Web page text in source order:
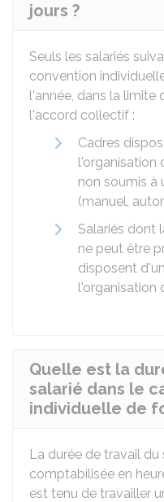
jours ?
Seuls les salariés
convention
l'année, dans la limite
l'accord collectif :
Cadres
l'organisation
non soumis à
(manuel,
Salariés dont
ne peut être
disposent
l'organisation
Quelle est la
salarié dans le
individuelle de
La durée de travail du
comptabilisée en
est tenu de travailler